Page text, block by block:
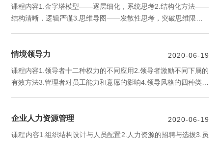
课程内容​1.金字塔模型——逐层细化，系统思考2.结构化方法——
结构清晰，逻辑严谨3.思维导图——发散性思考，突破思维限制4.
情境领导力 2020-06-19
课程内容​1.领导者十二种权力的不同应用2.领导者激励不同下属的
有效方法3.管理者对员工能力和意愿的影响4.领导风格的四种类型
企业人力资源管理 2020-06-19
课程内容1.组织结构设计与人员配置2.人力资源的招聘与选拔3.员